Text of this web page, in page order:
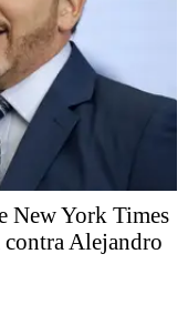
New York Times
Alejandro